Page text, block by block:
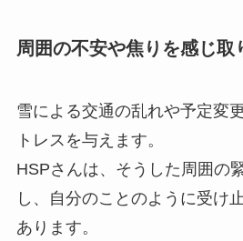
周囲の不安や焦りを感じ取
雪による交通の乱れや予定変
トレスを与えます。
HSPさんは、そうした周囲の
し、自分のことのように受け
あります。